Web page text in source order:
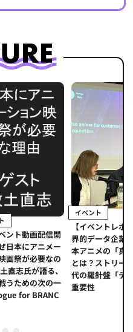
ント動画配信開
日本にアニメー
画祭が必要なの
直志氏が語る、
うための次の一
for BRANC
イベント
【イベントレポ
界的データ企業
本アニメの「真
とは？ストリー
代の羅針盤「デ
重要性